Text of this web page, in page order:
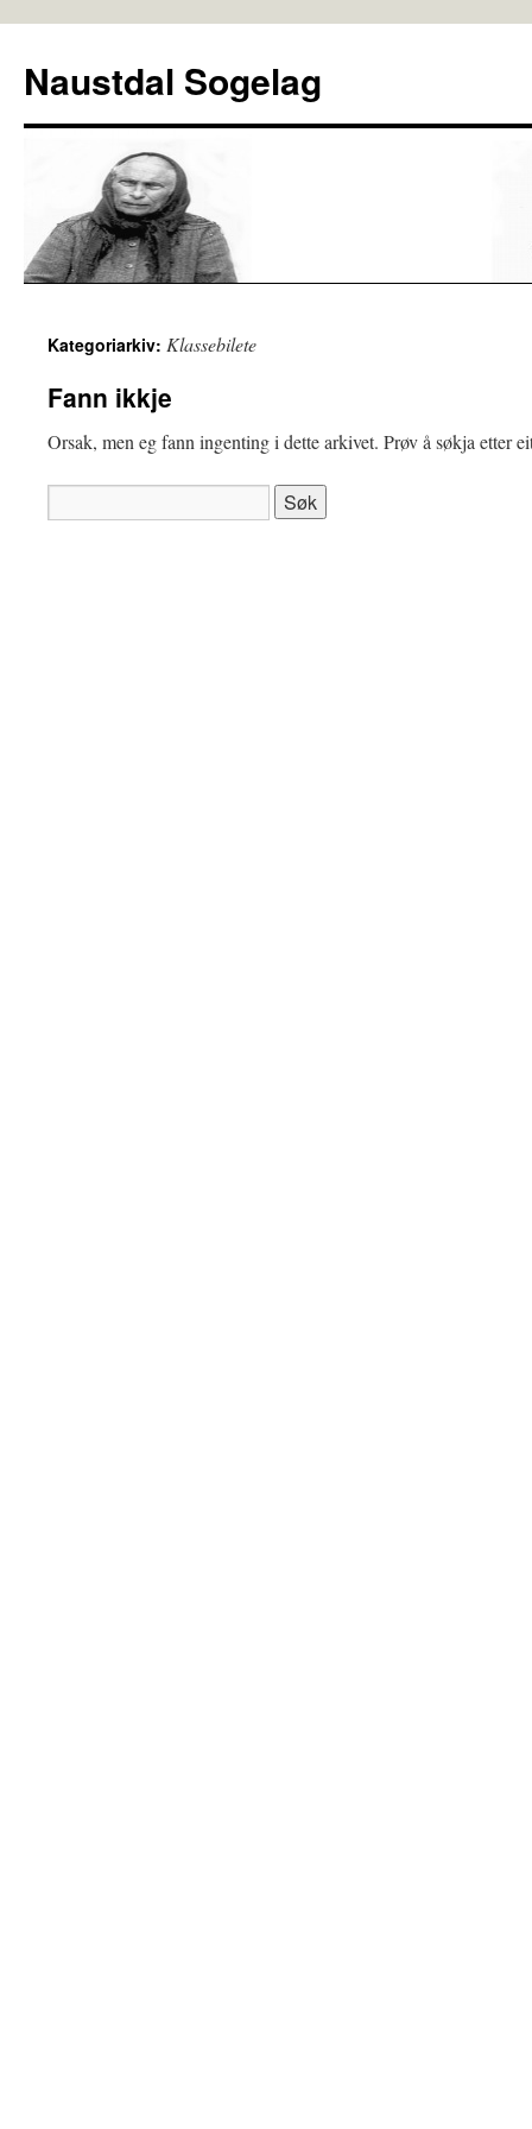
Naustdal Sogelag
Kategoriarkiv: Klassebilete
Fann ikkje
Orsak, men eg fann ingenting i dette arkivet. Prøv å søkja etter